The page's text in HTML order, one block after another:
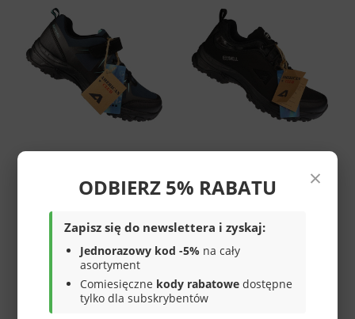
Club WT-93
Club WT-118
×
ODBIERZ 5% RABATU
Zapisz się do newslettera i zyskaj:
Jednorazowy kod -5% na cały
asortyment
Comiesięczne kody rabatowe dostępne
tylko dla subskrybentów